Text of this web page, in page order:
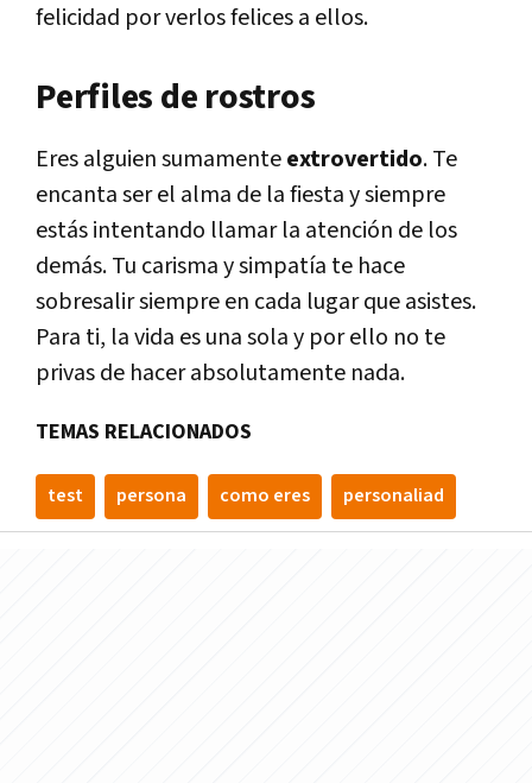
felicidad por verlos felices a ellos.
Perfiles de rostros
Eres alguien sumamenteextrovertido. Te
encanta ser el alma de la fiesta y siempre
estás intentando llamar la atención de los
demás. Tu carisma y simpatía te hace
sobresalir siempre en cada lugar que asistes.
Para ti, la vida es una sola y por ello no te
privas de hacer absolutamente nada.
TEMAS RELACIONADOS
test persona como eres personaliad